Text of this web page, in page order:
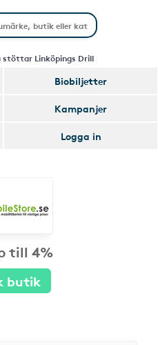
stöttar Linköpings Drill
Biobiljetter
Kampanjer
Logga in
till 4%
butik